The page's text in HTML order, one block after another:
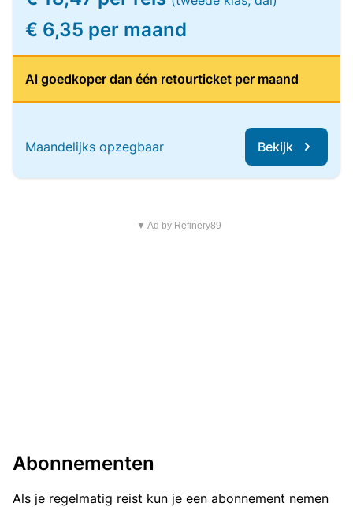
€ 6,35 per maand
Al goedkoper dan één retourticket per maand
Maandelijks opzegbaar Bekijk
▼ Ad by Refinery89
Abonnementen
Als je regelmatig reist kun je een abonnement nemen